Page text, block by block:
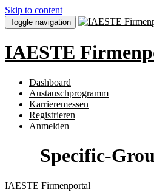
Skip to content
Toggle navigation
IAESTE
Dashboard
Austauschprogramm
Karrieremessen
Registrieren
Anmelden
Specific-
IAESTE Firmenportal